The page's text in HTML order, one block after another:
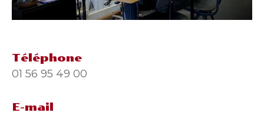
Téléphone
01 56 95 49 00
E-mail